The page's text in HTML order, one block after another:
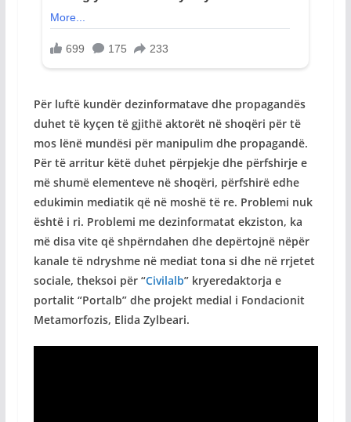
Për luftë kundër dezinformatave dhe propagandës
duhet të kyçen të gjithë aktorët në shoqëri për të
mos lënë mundësi për manipulim dhe propagandë.
Për të arritur këtë duhet përpjekje dhe përfshirje e
më shumë elementeve në shoqëri, përfshirë edhe
edukimin mediatik që në moshë të re. Problemi nuk
është i ri. Problemi me dezinformatat ekziston, ka
më disa vite që shpërndahen dhe depërtojnë nëpër
kanale të ndryshme në mediat tona si dhe në rrjetet
sociale, theksoi për “Civilalb” kryeredaktorja e
portalit “Portalb” dhe projekt medial i Fondacionit
Metamorfozis, Elida Zylbeari.